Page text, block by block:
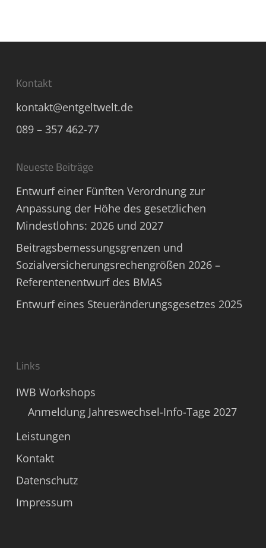
Kontakt
kontakt@entgeltwelt.de
089 – 357 462-77
Neueste Beiträge
Entwurf einer Fünften Verordnung zur
Anpassung der Höhe des gesetzlichen
Mindestlohns: 2026 und 2027
Beitragsbemessungsgrenzen und
Sozialversicherungsrechengrößen 2026 –
Referentenentwurf des BMAS
Entwurf eines Steueränderungsgesetzes 2025
Links
IWB Workshops
Anmeldung Jahreswechsel-Info-Tage 2027
Leistungen
Kontakt
Datenschutz
Impressum